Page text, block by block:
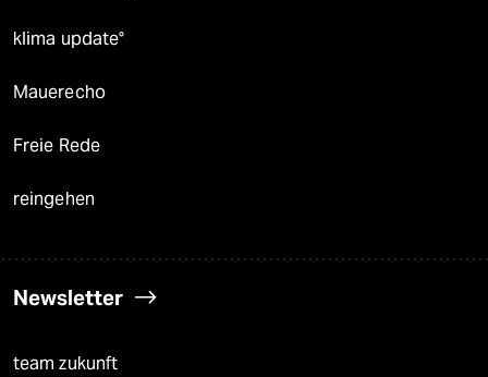
klima update°
Mauerecho
Freie Rede
reingehen
Newsletter
team zukunft